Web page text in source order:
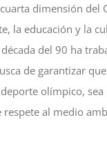
dimensión del
la educación y la
del 90 ha
de garantizar
olímpico,
respete al medio